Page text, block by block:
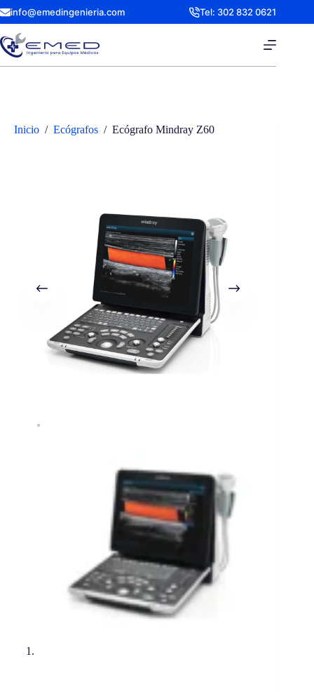
al
contenido
info@emedingenieria.com Tel: 302 832 0621
Inicio / Ecógrafos / Ecógrafo Mindray Z60